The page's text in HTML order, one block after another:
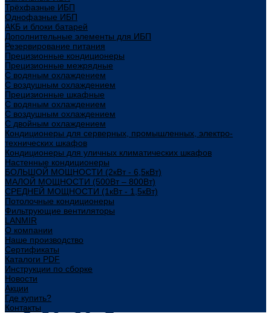
Трёхфазные ИБП
Однофазные ИБП
АКБ и блоки батарей
Дополнительные элементы для ИБП
Резервирование питания
Прецизионные кондиционеры
Прецизионные межрядные
С водяным охлаждением
С воздушным охлаждением
Прецизионные шкафные
С водяным охлаждением
С воздушным охлаждением
С двойным охлаждением
Кондиционеры для серверных, промышленных, электро-
технических шкафов
Кондиционеры для уличных климатических шкафов
Настенные кондиционеры
БОЛЬШОЙ МОЩНОСТИ (2кВт - 6,5кВт)
МАЛОЙ МОЩНОСТИ (500Вт – 800Вт)
СРЕДНЕЙ МОЩНОСТИ (1кВт - 1,5кВт)
Потолочные кондиционеры
Фильтрующие вентиляторы
LANMIR
О компании
Наше производство
Сертификаты
Каталоги PDF
Инструкции по сборке
Новости
Акции
Где купить?
Контакты